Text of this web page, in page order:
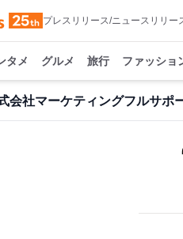
プレスリリース/ニュースリリ
タメ グルメ 旅行 ファッショ
会社マーケティングフルサポ